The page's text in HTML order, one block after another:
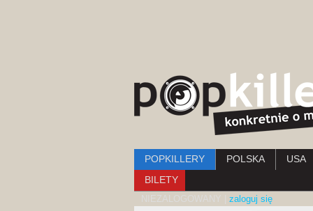
Menu główne
POPKILLERY POLSKA
USA
BILETY
NIEZALOGOWANY | zaloguj się